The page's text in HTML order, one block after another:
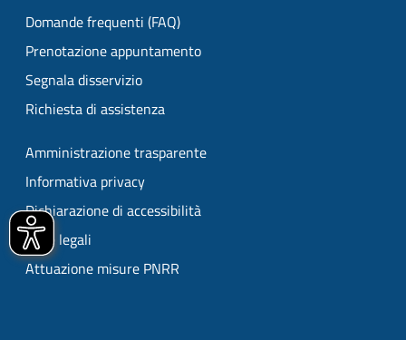
Domande frequenti (FAQ)
Prenotazione appuntamento
Segnala disservizio
Richiesta di assistenza
Amministrazione trasparente
Informativa privacy
Dichiarazione di accessibilità
Note legali
Attuazione misure PNRR